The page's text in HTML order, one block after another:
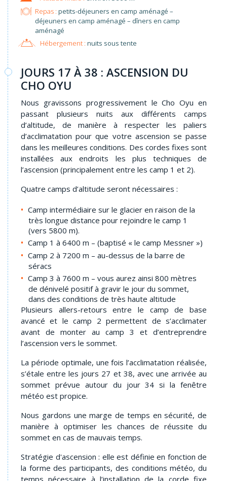
Repas : petits-déjeuners en camp aménagé –
déjeuners en camp aménagé – dîners en camp
aménagé
Hébergement : nuits sous tente
JOURS 17 À 38 : ASCENSION DU
CHO OYU
Nous gravissons progressivement le Cho Oyu en
passant plusieurs nuits aux différents camps
d’altitude, de manière à respecter les paliers
d’acclimatation pour que votre ascension se passe
dans les meilleures conditions. Des cordes fixes sont
installées aux endroits les plus techniques de
l’ascension (principalement entre les camp 1 et 2).
Quatre camps d’altitude seront nécessaires :
Camp intermédiaire sur le glacier en raison de la
très longue distance pour rejoindre le camp 1
(vers 5800 m).
Camp 1 à 6400 m – (baptisé « le camp Messner »)
Camp 2 à 7200 m – au-dessus de la barre de
séracs
Camp 3 à 7600 m – vous aurez ainsi 800 mètres
de dénivelé positif à gravir le jour du sommet,
dans des conditions de très haute altitude
Plusieurs allers-retours entre le camp de base
avancé et le camp 2 permettent de s’acclimater
avant de monter au camp 3 et d’entreprendre
l’ascension vers le sommet.
La période optimale, une fois l’acclimatation réalisée,
s’étale entre les jours 27 et 38, avec une arrivée au
sommet prévue autour du jour 34 si la fenêtre
météo est propice.
Nous gardons une marge de temps en sécurité, de
manière à optimiser les chances de réussite du
sommet en cas de mauvais temps.
Stratégie d'ascension : elle est définie en fonction de
la forme des participants, des conditions météo, du
temps nécessaire à l’installation de la corde fixe